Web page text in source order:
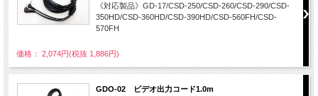
《対応製品》GD-17/CSD-250/CSD-260/CSD-290/CSD-
350HD/CSD-360HD/CSD-390HD/CSD-560FH/CSD-
570FH
価格： 2,074円(税抜 1,886円)
GDO-02 ビデオ出力コード1.0m